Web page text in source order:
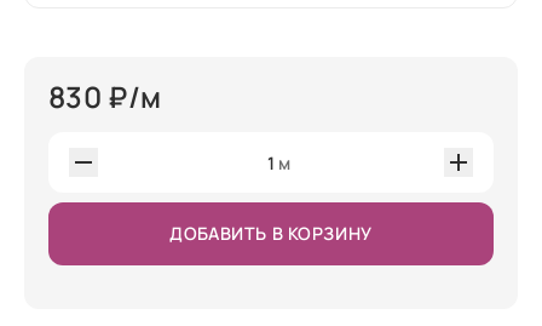
830 ₽/м
1 м
ДОБАВИТЬ В КОРЗИНУ